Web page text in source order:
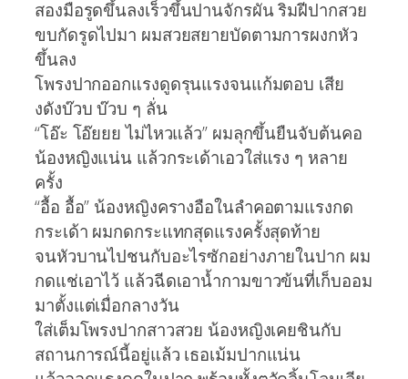
สองมือรูดขึ้นลงเร็วขึ้นปานจักรผัน ริมฝีปากสวย
ขบกัดรูดไปมา ผมสวยสยายบัดตามการผงกหัว
ขึ้นลง
โพรงปากออกแรงดูดรุนแรงจนแก้มตอบ เสีย
งดังบ๊วบ บ๊วบ ๆ ลั่น
“โอ๊ะ โอ๊ยยย ไม่ไหวแล้ว” ผมลุกขึ้นยืนจับต้นคอ
น้องหญิงแน่น แล้วกระเด้าเอวใส่แรง ๆ หลาย
ครั้ง
“อื้อ อื้อ” น้องหญิงครางอือในลำคอตามแรงกด
กระเด้า ผมกดกระแทกสุดแรงครั้งสุดท้าย
จนหัวบานไปชนกับอะไรซักอย่างภายในปาก ผม
กดแช่เอาไว้ แล้วฉีดเอาน้ำกามขาวข้นที่เก็บออม
มาตั้งแต่เมื่อกลางวัน
ใส่เต็มโพรงปากสาวสวย น้องหญิงเคยชินกับ
สถานการณ์นี้อยู่แล้ว เธอเม้มปากแน่น